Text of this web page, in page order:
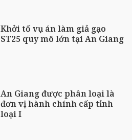
Khởi tố vụ án làm giả gạo
ST25 quy mô lớn tại An Giang
An Giang được phân loại là
đơn vị hành chính cấp tỉnh
loại I